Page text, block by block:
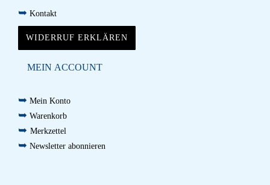
➥ Kontakt
WIDERRUF ERKLÄREN
MEIN ACCOUNT
➥ Mein Konto
➥ Warenkorb
➥ Merkzettel
➥ Newsletter abonnieren